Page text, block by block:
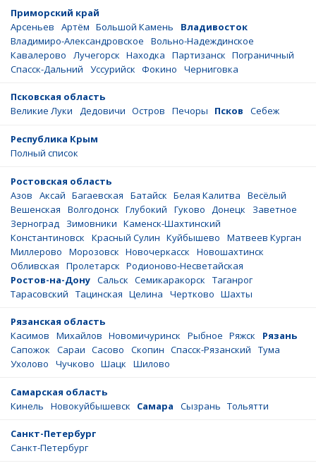
Приморский край
Арсеньев
Артём Большой Камень
Владивосток
Владимиро-Александровское
Вольно-Надеждинское
Кавалерово
Лучегорск Находка Партизанск Пограничный
Спасск-Дальний
Уссурийск Фокино Черниговка
Псковская область
Великие Луки
Дедовичи Остров Печоры Псков Себеж
Республика Крым
Полный список
Ростовская область
Азов
Аксай Багаевская Батайск Белая Калитва
Весёлый
Вешенская
Волгодонск Глубокий Гуково Донецк
Заветное
Зерноград
Зимовники Каменск-Шахтинский
Константиновск
Красный Сулин Куйбышево
Матвеев Курган
Миллерово
Морозовск Новочеркасск
Новошахтинск
Обливская
Пролетарск Родионово-Несветайская
Ростов-на-Дону Сальск Семикаракорск
Таганрог
Тарасовский
Тацинская Целина Чертково Шахты
Рязанская область
Касимов
Михайлов Новомичуринск Рыбное Ряжск
Рязань
Сапожок
Сараи Сасово Скопин Спасск-Рязанский
Тума
Ухолово
Чучково Шацк Шилово
Самарская область
Кинель
Новокуйбышевск Самара Сызрань Тольятти
Санкт-Петербург
Санкт-Петербург